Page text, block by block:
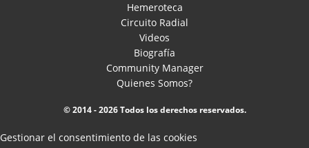
Hemeroteca
Circuito Radial
Videos
Biografía
Community Manager
Quienes Somos?
© 2014 - 2026 Todos los derechos reservados.
Gestionar el consentimiento de las cookies